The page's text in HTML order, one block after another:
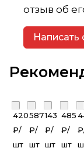
отзыв об
Написать
420
₽/
шт
587
₽/
шт
143
₽/
шт
485
₽/
шт